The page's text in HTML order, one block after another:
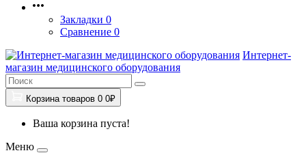
Закладки 0
Сравнение 0
Интернет-
магазин медицинского оборудования
Корзина товаров 0 0₽
Ваша корзина пуста!
Меню